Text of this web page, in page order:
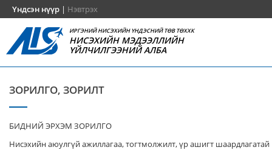
Үндсэн нүүр | Нэвтрэх
ИРГЭНИЙ НИСЭХИЙН ҮНДЭСНИЙ ТӨВ ТӨХХК
НИСЭХИЙН МЭДЭЭЛЛИЙН
ҮЙЛЧИЛГЭЭНИЙ АЛБА
ЗОРИЛГО, ЗОРИЛТ
БИДНИЙ ЭРХЭМ ЗОРИЛГО
Нисэхийн аюулгүй ажиллагаа, тогтмолжилт, үр ашигт шаардлагатай